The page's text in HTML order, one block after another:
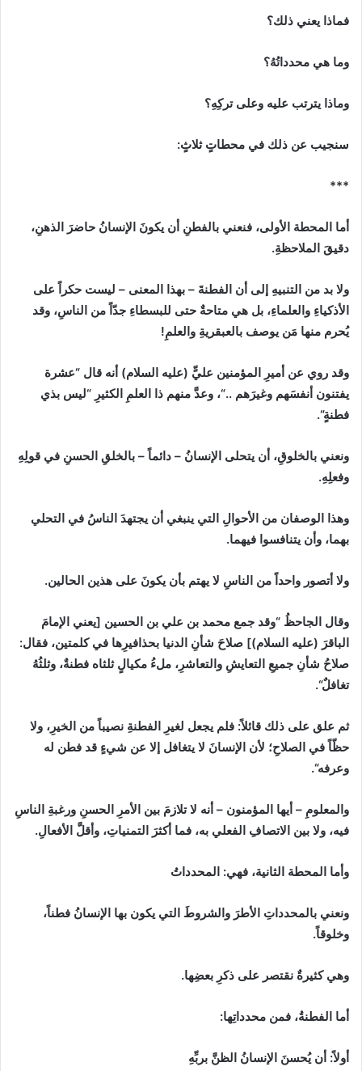
فماذا يعني ذلك؟
وما هي محدداتُهُ؟
وماذا يترتب عليه وعلى تركِهِ؟
سنجيب عن ذلك في محطاتٍ ثلاثٍ:
***
أما المحطة الأولى، فنعني بالفطنِ أن يكونَ الإنسانُ حاضرَ الذهنِ،
دقيقَ الملاحظةِ.
ولا بد من التنبيهِ إلى أن الفطنةَ – بهذا المعنى – ليست حكراً على
الأذكياءِ والعلماءِ، بل هي متاحةٌ حتى للبسطاءِ جدّاً من الناسِ، وقد
يُحرم منها مَن يوصف بالعبقريةِ والعلمِ!
وقد روي عن أميرِ المؤمنين عليٍّ (عليه السلام) أنه قال “عشرة
يفتنون أنفسَهم وغيرَهم ..“، وعدَّ منهم ذا العلمِ الكثيرِ “ليس بذي
فطنةٍ“
.
ونعني بالخلوقِ، أن يتحلى الإنسانُ – دائماً – بالخلقِ الحسنِ في قولِهِ
وفعلِهِ.
وهذا الوصفان من الأحوالِ التي ينبغي أن يجتهدَ الناسُ في التحلي
بهما، وأن يتنافسوا فيهما.
ولا أتصور واحداً من الناسِ لا يهتم بأن يكونَ على هذين الحالين.
وقال الجاحظُ “وقد جمع محمد بن علي بن الحسين [يعني الإمامَ
الباقرَ (عليه السلام)] صلاحَ شأنِ الدنيا بحذافيرِها في كلمتين، فقال:
صلاحُ شأنِ جميعِ التعايشِ والتعاشرِ، ملءُ مكيالٍ ثلثاه فطنةٌ، وثلثُهُ
‌تغافلٌ“
.
ثم علق على ذلك قائلاً: فلم يجعل لغيرِ الفطنةِ نصيباً من الخيرِ، ولا
حظّاً في الصلاحِ؛ لأن الإنسانَ لا يتغافل إلا عن شيءٍ قد فطن له
وعرفه“
.
والمعلومِ – أيها المؤمنون – أنه لا تلازمَ بين الأمرِ الحسنِ ورغبةِ الناسِ
فيه، ولا بين الاتصافِ الفعلي به، فما أكثرَ التمنياتِ، وأقلَّ الأفعالِ.
وأما المحطة الثانية، فهي: المحدداتُ
ونعني بالمحدداتِ الأطرَ والشروطَ التي يكون بها الإنسانُ فطناً،
وخلوقاً.
وهي كثيرةٌ نقتصر على ذكرِ بعضِها.
أما الفطنةُ، فمن محدداتِها:
أولاً: أن يُحسنَ الإنسانُ الظنَّ بربِّهِ